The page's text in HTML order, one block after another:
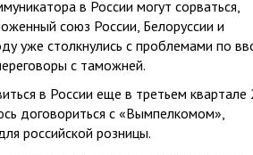
в России могут сорваться,
союз России, Белоруссии и
уже столкнулись с проблемами по
с таможней.
в России еще в третьем квартале
договориться с «Вымпелкомом»,
российской розницы.